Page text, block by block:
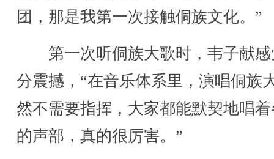
团，那是我第一次接触侗族文化。”
第一次听侗族大歌时，韦子献感
分震撼，“在音乐体系里，演唱侗族
然不需要指挥，大家都能默契地唱
的声部，真的很厉害。”